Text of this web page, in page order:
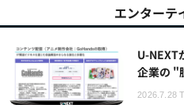
エンターテ
U-NEXT
企業の "
2026.7.28